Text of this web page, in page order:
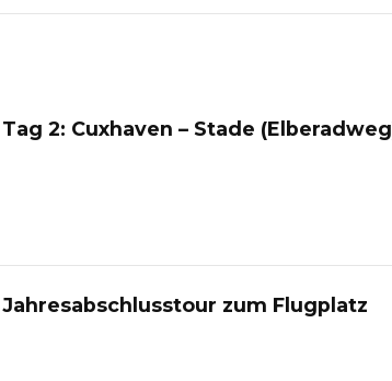
Tag 2: Cuxhaven – Stade
Jahresabschlusstour zum Flugplatz